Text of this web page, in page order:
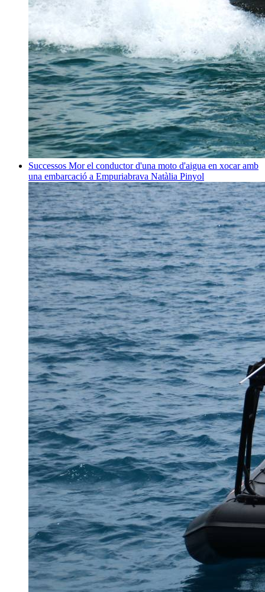
Successos Mor el conductor d'una moto d'aigua en xocar amb
una embarcació a Empuriabrava Natàlia Pinyol